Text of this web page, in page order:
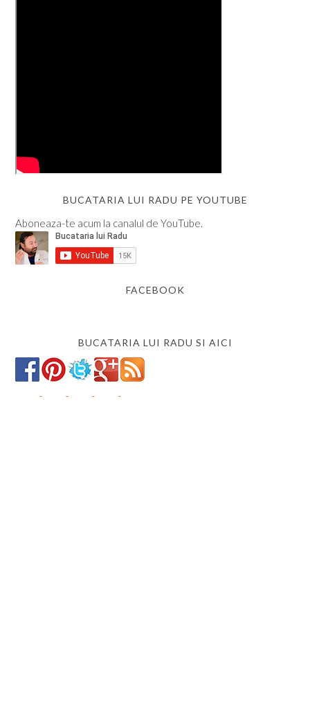
BUCATARIA LUI RADU PE YOUTUBE
Aboneaza-te acum la canalul de YouTube.
FACEBOOK
BUCATARIA LUI RADU SI AICI